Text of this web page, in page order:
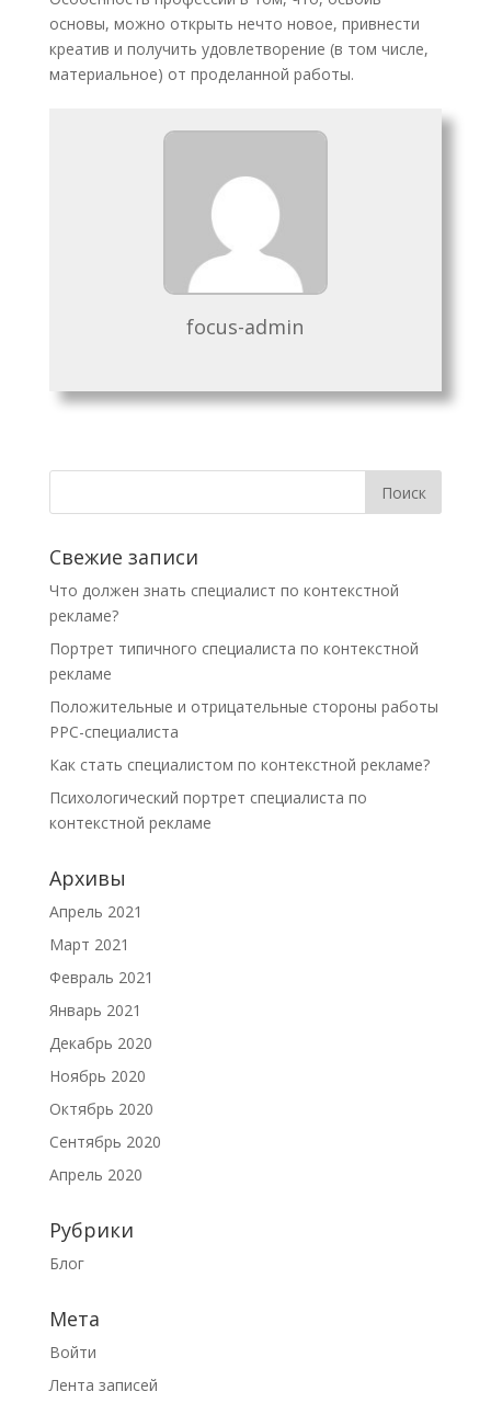
основы, можно открыть нечто новое, привнести
креатив и получить удовлетворение (в том числе,
материальное) от проделанной работы.
focus-admin
Свежие записи
Что должен знать специалист по контекстной
рекламе?
Портрет типичного специалиста по контекстной
рекламе
Положительные и отрицательные стороны работы
PPC-специалиста
Как стать специалистом по контекстной рекламе?
Психологический портрет специалиста по
контекстной рекламе
Архивы
Апрель 2021
Март 2021
Февраль 2021
Январь 2021
Декабрь 2020
Ноябрь 2020
Октябрь 2020
Сентябрь 2020
Апрель 2020
Рубрики
Блог
Мета
Войти
Лента записей